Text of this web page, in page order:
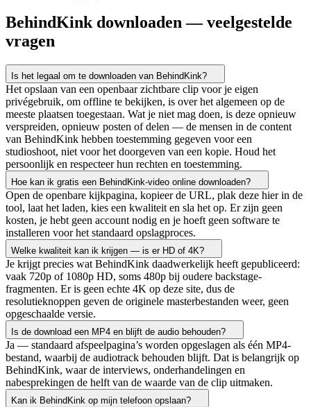
BehindKink downloaden — veelgestelde
vragen
Is het legaal om te downloaden van BehindKink?
Het opslaan van een openbaar zichtbare clip voor je eigen
privégebruik, om offline te bekijken, is over het algemeen op de
meeste plaatsen toegestaan. Wat je niet mag doen, is deze opnieuw
verspreiden, opnieuw posten of delen — de mensen in de content
van BehindKink hebben toestemming gegeven voor een
studioshoot, niet voor het doorgeven van een kopie. Houd het
persoonlijk en respecteer hun rechten en toestemming.
Hoe kan ik gratis een BehindKink-video online downloaden?
Open de openbare kijkpagina, kopieer de URL, plak deze hier in de
tool, laat het laden, kies een kwaliteit en sla het op. Er zijn geen
kosten, je hebt geen account nodig en je hoeft geen software te
installeren voor het standaard opslagproces.
Welke kwaliteit kan ik krijgen — is er HD of 4K?
Je krijgt precies wat BehindKink daadwerkelijk heeft gepubliceerd:
vaak 720p of 1080p HD, soms 480p bij oudere backstage-
fragmenten. Er is geen echte 4K op deze site, dus de
resolutieknoppen geven de originele masterbestanden weer, geen
opgeschaalde versie.
Is de download een MP4 en blijft de audio behouden?
Ja — standaard afspeelpagina’s worden opgeslagen als één MP4-
bestand, waarbij de audiotrack behouden blijft. Dat is belangrijk op
BehindKink, waar de interviews, onderhandelingen en
nabesprekingen de helft van de waarde van de clip uitmaken.
Kan ik BehindKink op mijn telefoon opslaan?